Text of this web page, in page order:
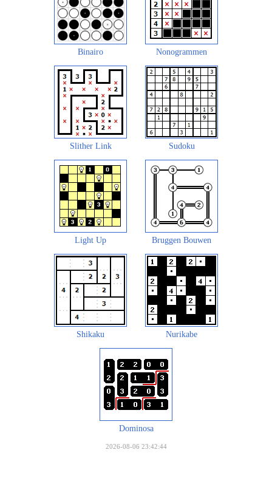
Binairo Nonogrammen
Slither Link Sudoku
Light Up Bruggen Bouwen
Shikaku Nurikabe
Dominosa
2026-08-06 23:42:44